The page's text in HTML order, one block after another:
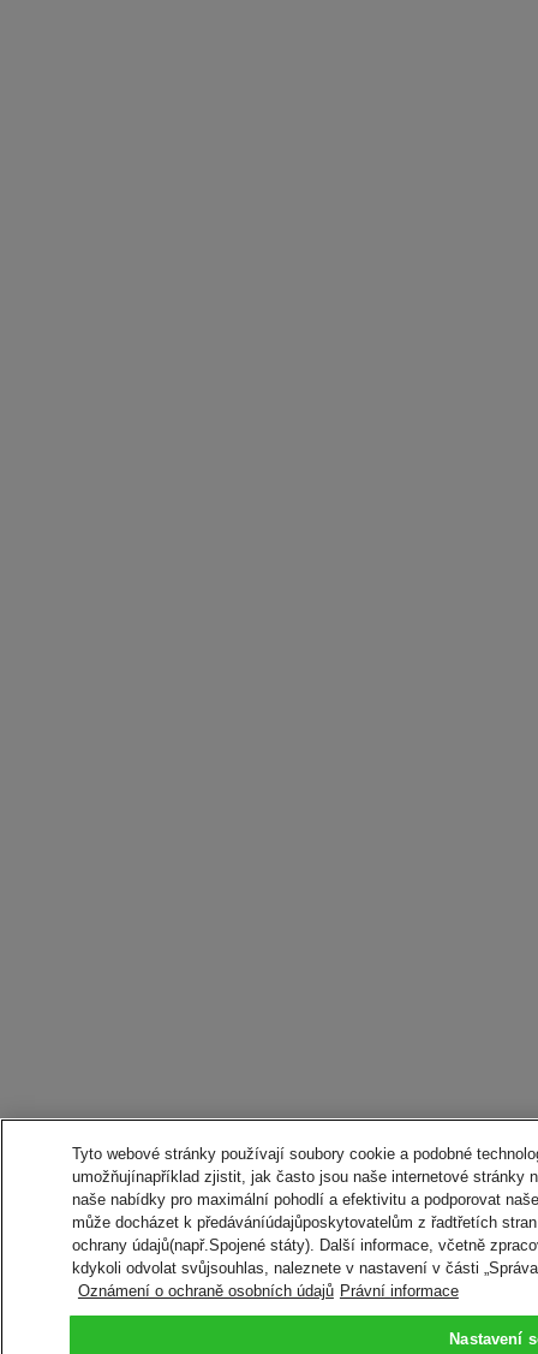
Tyto webové stránky používají soubory cookie a podobné
umožňujínapříklad zjistit, jak často jsou naše internetové stránky
naše nabídky pro maximální pohodlí a efektivitu a podporovat
může docházet k předáváníúdajůposkytovatelům z řadtřetích
ochrany údajů(např.Spojené státy). Další informace, včetně
kdykoli odvolat svůjsouhlas, naleznete v nastavení v části
Oznámení o ochraně osobních údajů Právní informace
Nastavení